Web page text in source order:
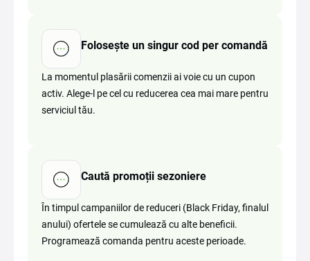
Folosește un singur cod per comandă
La momentul plasării comenzii ai voie cu un cupon
activ. Alege-l pe cel cu reducerea cea mai mare pentru
serviciul tău.
Caută promoții sezoniere
În timpul campaniilor de reduceri (Black Friday, finalul
anului) ofertele se cumulează cu alte beneficii.
Programează comanda pentru aceste perioade.